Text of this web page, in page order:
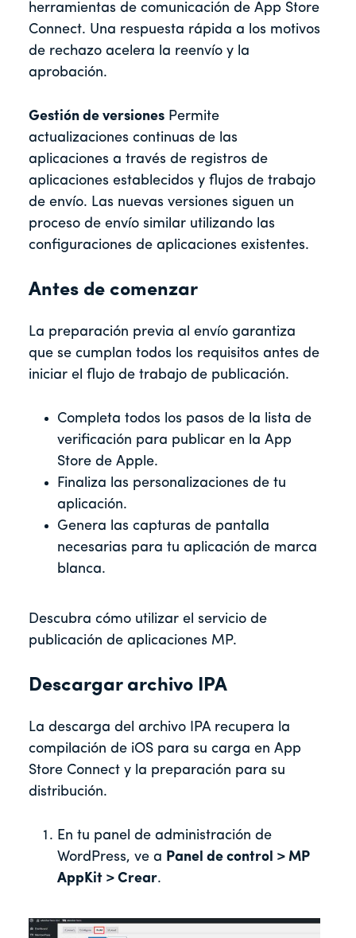
herramientas de comunicación de App Store
Connect. Una respuesta rápida a los motivos
de rechazo acelera la reenvío y la
aprobación.
Gestión de versiones Permite
actualizaciones continuas de las
aplicaciones a través de registros de
aplicaciones establecidos y flujos de trabajo
de envío. Las nuevas versiones siguen un
proceso de envío similar utilizando las
configuraciones de aplicaciones existentes.
Antes de comenzar
La preparación previa al envío garantiza
que se cumplan todos los requisitos antes de
iniciar el flujo de trabajo de publicación.
Completa todos los pasos de la lista de
verificación para publicar en la App
Store de Apple.
Finaliza las personalizaciones de tu
aplicación.
Genera las capturas de pantalla
necesarias para tu aplicación de marca
blanca.
Descubra cómo utilizar el servicio de
publicación de aplicaciones MP.
Descargar archivo IPA
La descarga del archivo IPA recupera la
compilación de iOS para su carga en App
Store Connect y la preparación para su
distribución.
En tu panel de administración de
WordPress, ve a Panel de control > MP
AppKit > Crear.